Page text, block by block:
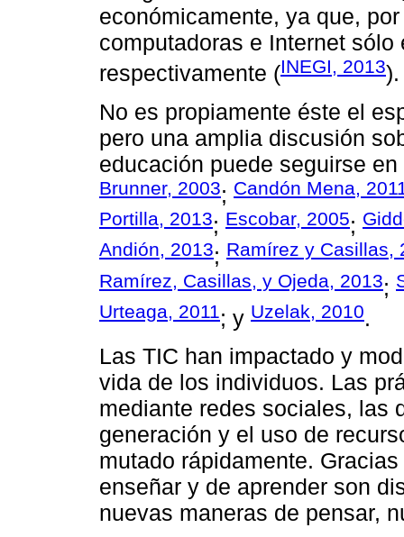
económicamente, ya que,
computadoras e Internet
respectivamente (INEGI, 2013).
No es propiamente éste el
pero una amplia discusión
educación puede seguirse
Brunner, 2003; Candón Mena,
Portilla, 2013; Escobar, 2005;
Andión, 2013; Ramírez y Casillas,
Ramírez, Casillas, y Ojeda, 2013;
Urteaga, 2011; y Uzelak, 2010.
Las TIC han impactado y
vida de los individuos. Las
mediante redes sociales, las
generación y el uso de
mutado rápidamente.
enseñar y de aprender son
nuevas maneras de pensar,